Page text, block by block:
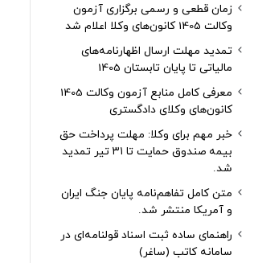
زمان قطعی و رسمی برگزاری آزمون
وکالت 1405 کانون‌های وکلا اعلام شد
تمدید مهلت ارسال اظهارنامه‌های
مالیاتی تا پایان تابستان 1405
معرفی کامل منابع آزمون وکالت 1405
کانون‌های وکلای دادگستری
خبر مهم برای وکلا: مهلت پرداخت حق
بیمه صندوق حمایت تا ۳۱ تیر تمدید
شد.
متن کامل تفاهم‌نامه پایان جنگ ایران
و آمریکا منتشر شد.
راهنمای ساده ثبت اسناد قولنامه‌ای در
سامانه کاتب (ساغر)